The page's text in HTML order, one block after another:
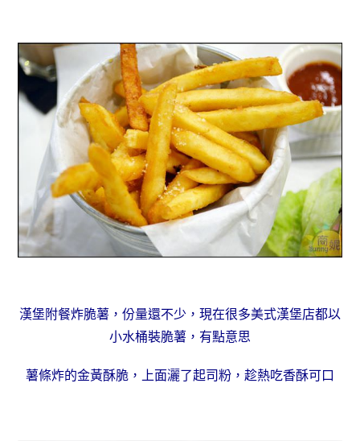
漢堡附餐炸脆薯，份量還不少，現在很多美式漢堡店都以
小水桶裝脆薯，有點意思
薯條炸的金黃酥脆，上面灑了起司粉，趁熱吃香酥可口